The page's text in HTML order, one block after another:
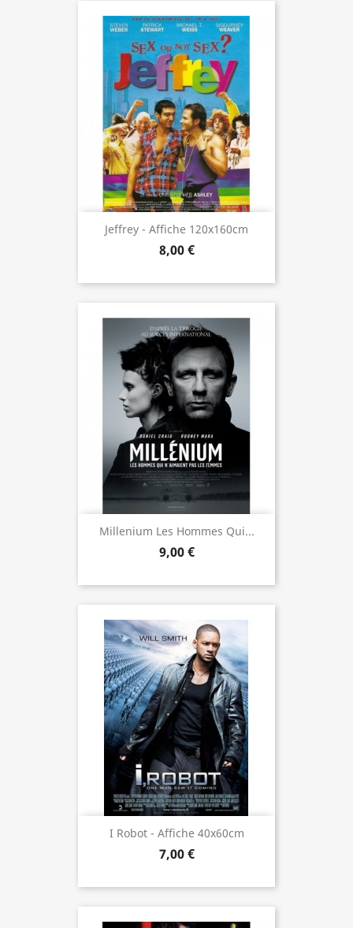
Jeffrey - Affiche 120x160cm
8,00 €
Millenium Les Hommes Qui...
9,00 €
I Robot - Affiche 40x60cm
7,00 €